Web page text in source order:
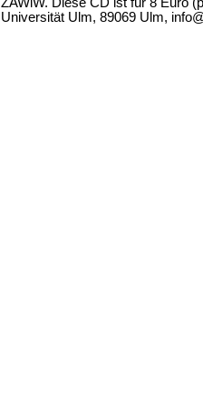
Universität Ulm, 89069 Ulm,